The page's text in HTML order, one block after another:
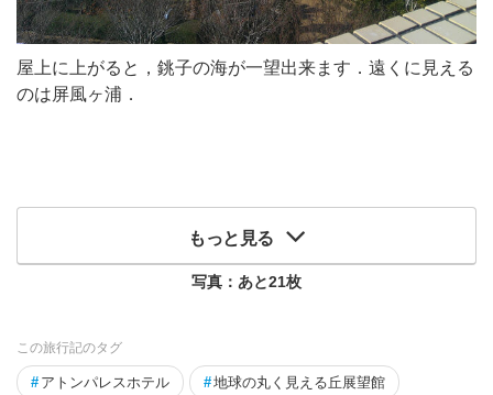
屋上に上がると，銚子の海が一望出来ます．遠くに見える
のは屏風ヶ浦．
もっと見る
写真：あと21枚
この旅行記のタグ
# アトンパレスホテル #地球の丸く見える丘展望館